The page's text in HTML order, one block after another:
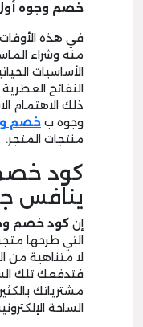
خصم وجوه
في هذه الأوقات
منه وشراء
الأساسيات
النفائح
ذلك الاهتمام
وجوه ب خصم
منتجات المتجر.
كود
ينافس
إن كود خصم
التي طرحها
لا متناهية من
فتدفعك تلك
مشترياتك
الساحة